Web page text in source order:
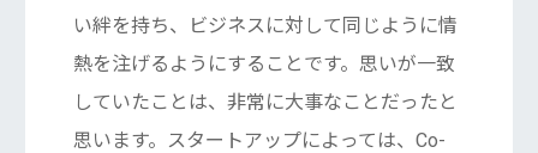
い絆を持ち、ビジネスに対して同じように情
熱を注げるようにすることです。思いが一致
していたことは、非常に大事なことだったと
思います。スタートアップによっては、Co-